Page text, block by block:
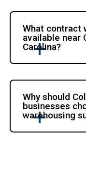
What contract
available near
Carolina?
Why should
businesses
warehousing